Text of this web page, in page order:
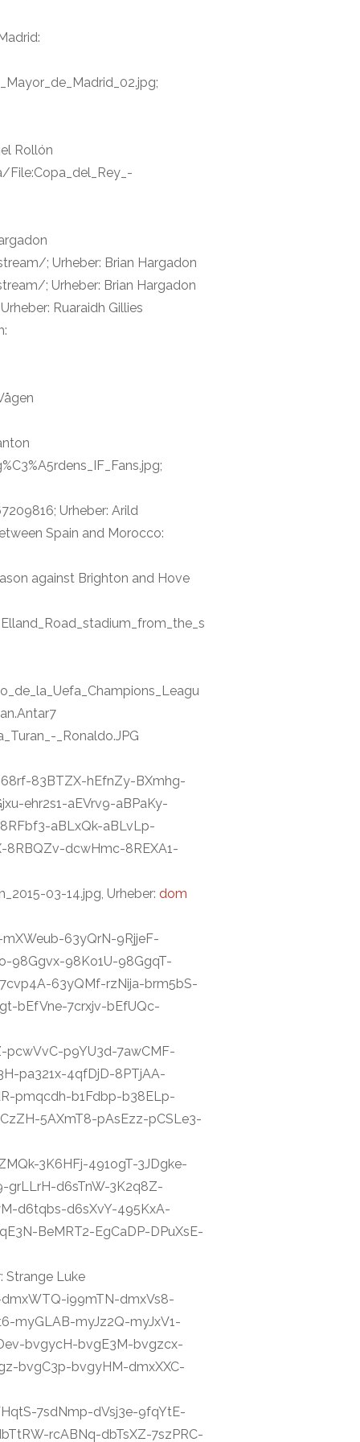
Rollón
; Urheber: Brian Hargadon
; Urheber: Brian Hargadon
Ruaraidh Gillies
Urheber: Arild
Spain and Morocco:
against Brighton and Hove
_Ronaldo.JPG
83BTZX-hEfnZy-BXmhg-
ehr2s1-aEVrv9-aBPaKy-
aBLxQk-aBLvLp-
8RBQZv-dcwHmc-8REXA1-
03-14.jpg, Urheber: dom
63yQrN-9RjjeF-
98Ggvx-98Ko1U-98GgqT-
63yQMf-rzNija-brm5bS-
bEfVne-7crxjv-bEfUQc-
p9YU3d-7awCMF-
pa321x-4qfDjD-8PTjAA-
pmqcdh-b1Fdbp-b38ELp-
5AXmT8-pAsEzz-pCSLe3-
3K6HFj-491ogT-3JDgke-
d6sTnW-3K2q8Z-
d6tqbs-d6sXvY-495KxA-
BeMRT2-EgCaDP-DPuXsE-
Luke
i99mTN-dmxVs8-
myGLAB-myJz2Q-myJxV1-
bvgycH-bvgE3M-bvgzcx-
bvgC3p-bvgyHM-dmxXXC-
7sdNmp-dVsj3e-9fqYtE-
rcABNq-dbTsXZ-7szPRC-